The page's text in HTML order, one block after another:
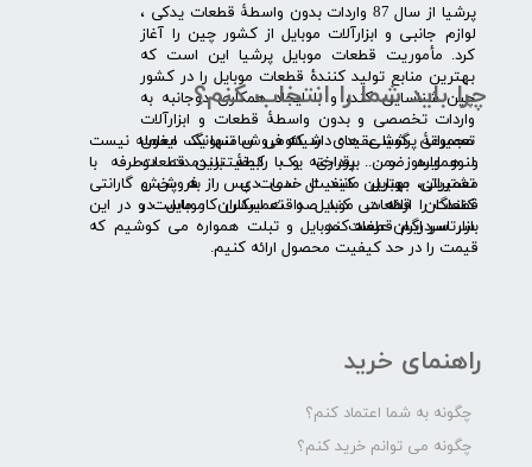
​پرشیا از سال 87 واردات بدون واسطۀ قطعات یدکی ،
لوازم جانبی و ابزارآلات موبایل از کشور چین را آغاز
کرد. مأموریت قطعات موبایل پرشیا این است که
بهترین منابع تولید کنندۀ قطعات موبایل را در کشور
چین شناسایی کند، و با ایجاد همکاری دوجانبه به
واردات تخصصی و بدون واسطۀ قطعات و ابزارآلات
تعمیراتی گوشی های شیائومی سامسونگ ایفون
لنوو ایسوز و .... پرداخته و با کیفیت­ترین قطعات
تعمیراتی موبایل مانند ال سی دی را به پخش
کنندگان قطعات موبایل و تعمیرکاران موبایل در
سرتاسر ایران عرضه کند.
راهنمای خرید
چگونه به شما اعتماد کنم؟
چگونه می توانم خرید کنم؟
چرا باید شما را انتخاب کنم؟
​​ ​مجموعۀ پرشیا عقیده دارد که فروش تنها یک معامله نیست
و همواره ضمن برقراری یک رابطۀ بلندمدت دوطرفه با
مشتریان، بهترین کیفیت خدمات پس از فروش و گارانتی
قطعات را ارائه می­ کند. صداقت اساس کار ماست و در این
بازار سردرگم قطعات موبایل و تبلت همواره می کوشیم که
قیمت را در حد کیفیت محصول ارائه کنیم.